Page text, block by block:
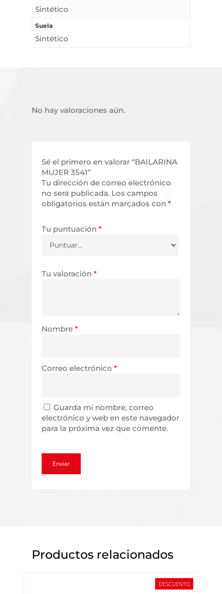
Sintético
Suela
Sintético
No hay valoraciones aún.
Sé el primero en valorar “BAILARINA
MUJER 3541”
Tu dirección de correo electrónico
no será publicada. Los campos
obligatorios están marcados con *
Tu puntuación *
Tu valoración *
Nombre *
Correo electrónico *
Guarda mi nombre, correo
electrónico y web en este navegador
para la próxima vez que comente.
Productos relacionados
DESCUENTO